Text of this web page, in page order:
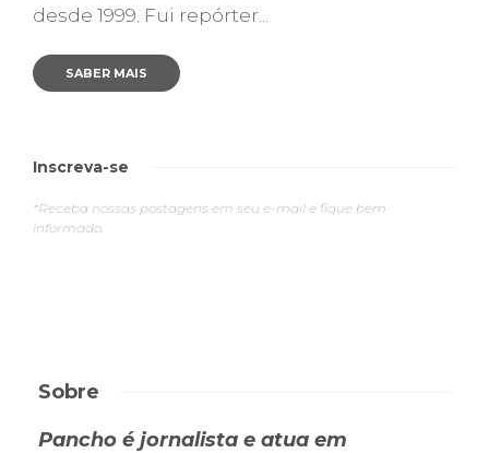
desde 1999. Fui repórter...
SABER MAIS
Inscreva-se
*Receba nossas postagens em seu e-mail e fique bem
informado.
Sobre
Pancho é jornalista e atua em